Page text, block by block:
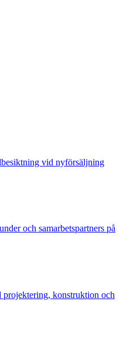
vid nyförsäljning
och samarbetspartners på
projektering, konstruktion och